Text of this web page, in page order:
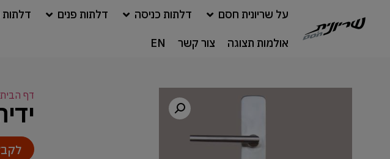
על שריונית חסם דלתות כניסה דלתות פנים
אולמות תצוגה צור קשר EN
דף הבית